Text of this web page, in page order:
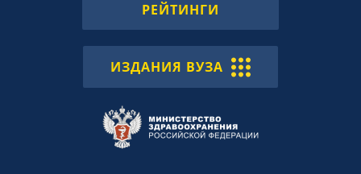
РЕЙТИНГИ
ИЗДАНИЯ ВУЗА